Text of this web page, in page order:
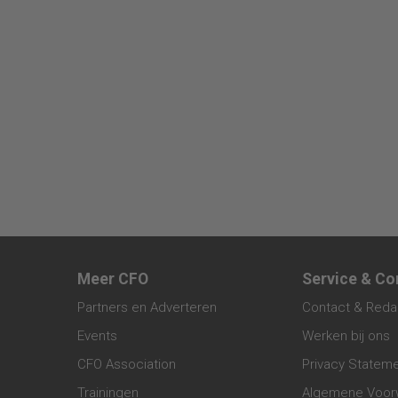
Meer CFO
Partners en Adverteren
Events
CFO Association
Trainingen
Service &
Contact &
Werken bij ons
Privacy
Algemene